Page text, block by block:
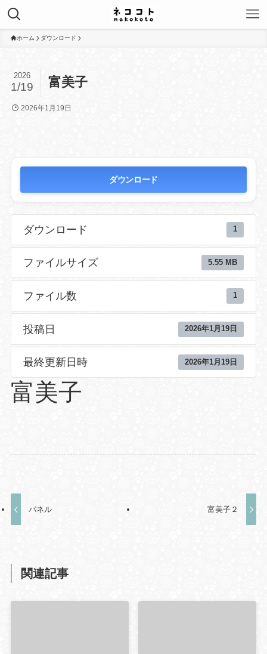
ホーム ダウンロード
富美子
2026
1/19
2026年1月19日
ダウンロード
ダウンロード 1
ファイルサイズ 5.55 MB
ファイル数 1
投稿日 2026年1月19日
最終更新日時 2026年1月19日
富美子
パネル 富美子２
関連記事